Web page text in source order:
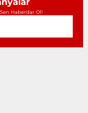
Haberdar Ol!